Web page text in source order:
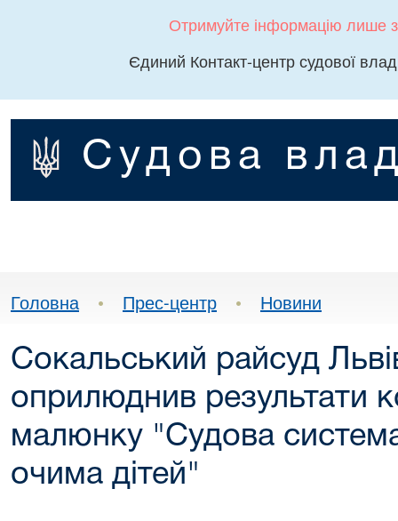
Отримуйте інформацію лише
Єдиний Контакт-центр судової
Судова
Головна • Прес-центр • Новини
Сокальський райсуд
оприлюднив результати
малюнку "Судова
очима дітей"